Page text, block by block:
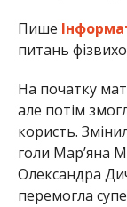
Пише
питань
На початку
але потім
користь.
голи Мар’яна
Олександра
перемогла